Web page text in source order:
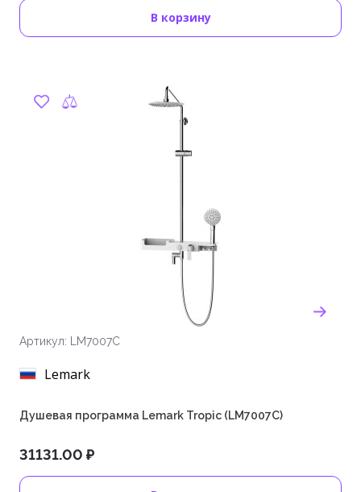
В корзину
Артикул: LM7007C
Lemark
Душевая программа Lemark Tropic (LM7007C)
31131.00 ₽